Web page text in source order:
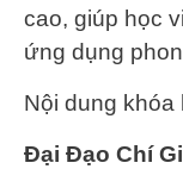
cao, giúp học
ứng dụng
Nội dung khóa
Đại Đạo Chí